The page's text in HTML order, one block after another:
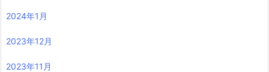
2024年1月
2023年12月
2023年11月